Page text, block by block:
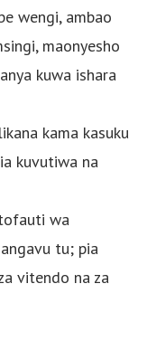
wengi, ambao
maonyesho
kuwa ishara
kama kasuku
kuvutiwa na
wa
tu; pia
vitendo na za